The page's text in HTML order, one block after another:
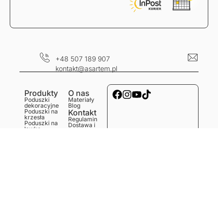
+48 507 189 907
kontakt@asartem.pl
Produkty
Poduszki
dekoracyjne
Poduszki na
krzesła
Poduszki na
ławkę
O nas
Materiały
Blog
Kontakt
Regulamin
Dostawa i